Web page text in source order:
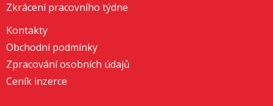
Zkrácení pracovního týdne
Kontakty
Obchodní podmínky
Zpracování osobních údajů
Ceník inzerce